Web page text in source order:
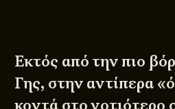
Εκτός από την πιο
Γης, στην αντίπερα